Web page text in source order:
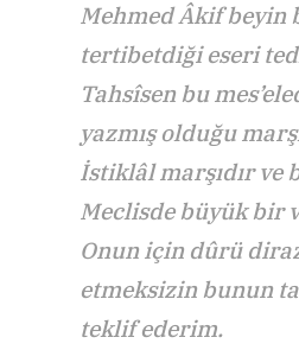
Mehmed Âkif beyin
tertibetdiği eseri
Tahsîsen bu
yazmış olduğu
İstiklâl marşıdır ve
Meclisde büyük bir
Onun için dûrü
etmeksizin bunun
teklif ederim.